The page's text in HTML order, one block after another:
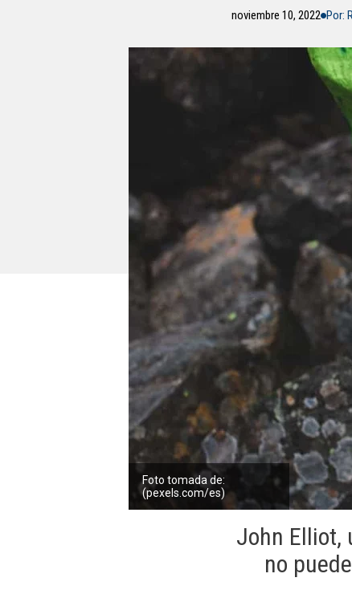
noviembre 10, 2022 Por:
Foto tomada de:
(pexels.com/es)
John Elliot,
no